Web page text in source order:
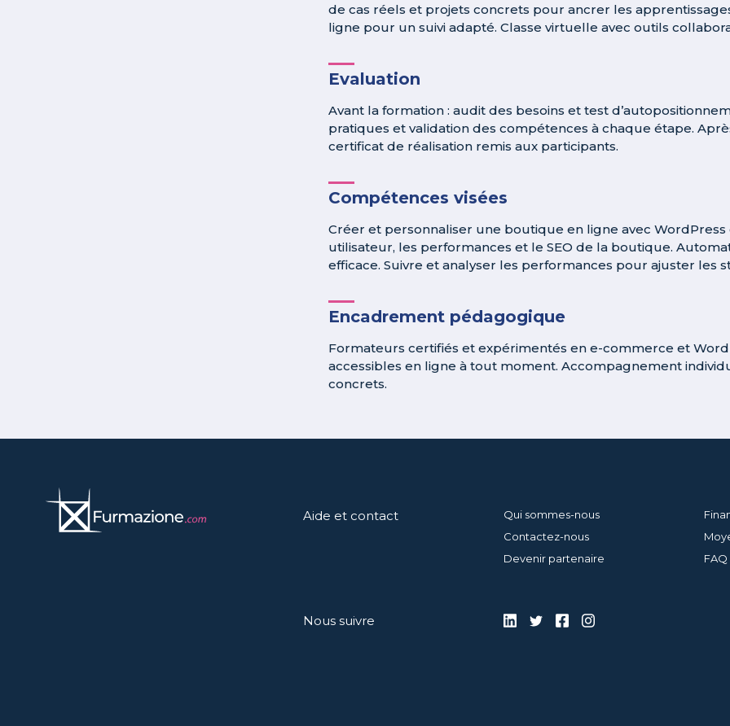
de cas réels et projets concrets pour ancrer les
ligne pour un suivi adapté. Classe virtuelle avec outils
Evaluation
Avant la formation : audit des besoins et test
pratiques et validation des compétences à chaque étape.
certificat de réalisation remis aux participants.
Compétences visées
Créer et personnaliser une boutique en ligne avec
utilisateur, les performances et le SEO de la boutique.
efficace. Suivre et analyser les performances pour ajuster les
Encadrement pédagogique
Formateurs certifiés et expérimentés en e-commerce et
accessibles en ligne à tout moment. Accompagnement
concrets.
Aide et contact
Qui sommes-nous
Contactez-nous
Devenir partenaire
FAQ
Nous suivre